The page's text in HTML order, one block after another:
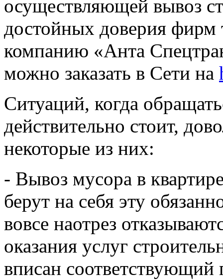
осуществляющей вывоз
достойных доверия фирм
компанию «Анта
можно заказать в Сети на
Ситуаций, когда
действительно стоит,
некоторые из них:
- Вывоз мусора в
берут на себя эту
вовсе наотрез
оказания услуг
вписан соответствующий